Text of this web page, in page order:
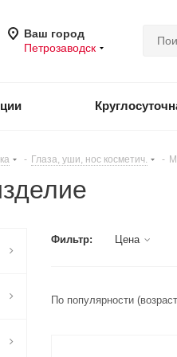
Ваш город
Петрозаводск
- Глаза, уши, нос косметич. -
Фильтр: Цена
По популярности